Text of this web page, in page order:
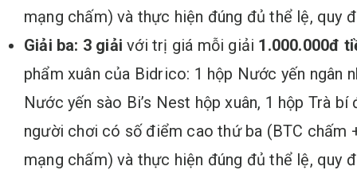
mạng chấm) và thực hiện đúng đủ thể lệ, quy
Giải ba: 3 giải với trị giá mỗi giải 1 .000.000đ
phẩm xuân của Bidrico: 1 hộp Nước yến ngân
Nước yến sào Bi’s Nest hộp xuân, 1 hộp Trà
người chơi có số điểm cao thứ ba (BTC chấm
mạng chấm) và thực hiện đúng đủ thể lệ, quy